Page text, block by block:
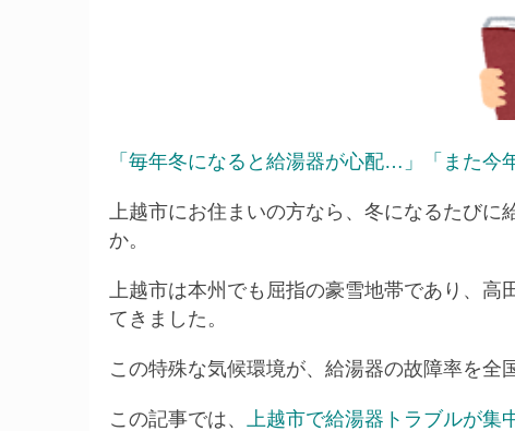
「毎年冬になると給湯器が心配…」「また今
上越市にお住まいの方なら、冬になるたびに
か。
上越市は本州でも屈指の豪雪地帯であり、高
てきました。
この特殊な気候環境が、給湯器の故障率を全
この記事では、 上越市で給湯器トラブルが集